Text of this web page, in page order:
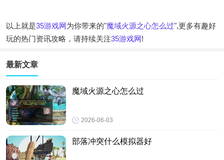
以上就是35游戏网为你带来的"魔域火源之心怎么过",更多有趣好
玩的热门资讯攻略，请持续关注35游戏网!
最新文章
魔域火源之心怎么过
2026-06-03
部落冲突什么模拟器好